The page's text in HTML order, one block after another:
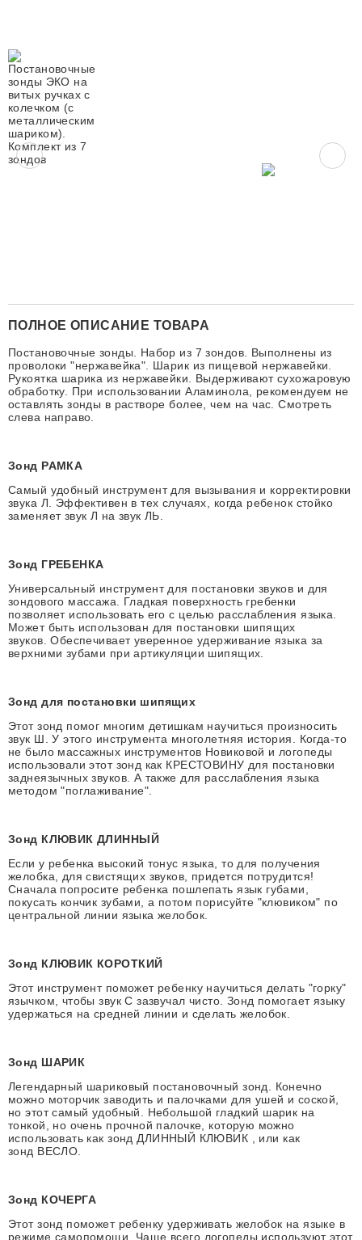
ПОЛНОЕ ОПИСАНИЕ ТОВАРА
Постановочные зонды. Набор из 7 зондов. Выполнены из
проволоки "нержавейка". Шарик из пищевой нержавейки.
Рукоятка шарика из нержавейки. Выдерживают сухожаровую
обработку. При использовании Аламинола, рекомендуем не
оставлять зонды в растворе более, чем на час. Смотреть
слева направо.
Зонд РАМКА
Самый удобный инструмент для вызывания и корректировки
звука Л. Эффективен в тех случаях, когда ребенок стойко
заменяет звук Л на звук ЛЬ.
Зонд ГРЕБЕНКА
Универсальный инструмент для постановки звуков и для
зондового массажа. Гладкая поверхность гребенки
позволяет использовать его с целью расслабления языка.
Может быть использован для постановки шипящих
звуков. Обеспечивает уверенное удерживание языка за
верхними зубами при артикуляции шипящих.
Зонд для постановки шипящих
Этот зонд помог многим детишкам научиться произносить
звук Ш. У этого инструмента многолетняя история. Когда-то
не было массажных инструментов Новиковой и логопеды
использовали этот зонд как КРЕСТОВИНУ для постановки
заднеязычных звуков. А также для расслабления языка
методом "поглаживание".
Зонд КЛЮВИК ДЛИННЫЙ
Если у ребенка высокий тонус языка, то для получения
желобка, для свистящих звуков, придется потрудится!
Сначала попросите ребенка пошлепать язык губами,
покусать кончик зубами, а потом порисуйте "клювиком" по
центральной линии языка желобок.
Зонд КЛЮВИК КОРОТКИЙ
Этот инструмент поможет ребенку научиться делать "горку"
язычком, чтобы звук С зазвучал чисто. Зонд помогает языку
удержаться на средней линии и сделать желобок.
Зонд ШАРИК
Легендарный шариковый постановочный зонд. Конечно
можно моторчик заводить и палочками для ушей и соской,
но этот самый удобный. Небольшой гладкий шарик на
тонкой, но очень прочной палочке, которую можно
использовать как зонд ДЛИННЫЙ КЛЮВИК , или как
зонд ВЕСЛО
Зонд КОЧЕРГА
Этот зонд поможет ребенку удерживать желобок на языке в
режиме самопомощи. Чаще всего логопеды используют этот